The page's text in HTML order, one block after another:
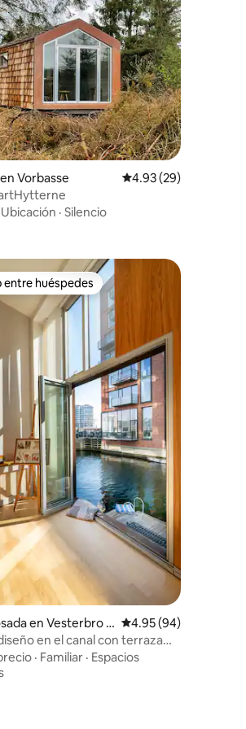
5.0 de 5, 43 reseñas
Vorbasse Calificación
4.93 (29)
Ubicación · Silencio
5.0 de 5, 29 reseñas
entre huéspedes
entre huéspedes
en Vesterbro -
Calificación
4.95 (94)
en el canal con terraza
estacionamiento
· Familiar · Espacios